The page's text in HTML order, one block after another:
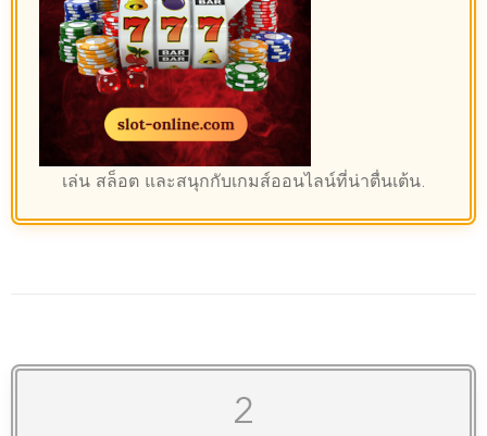
เล่น สล็อตและสนุกกับเกมส์ออนไลน์ที่น่าตื่นเต้น.